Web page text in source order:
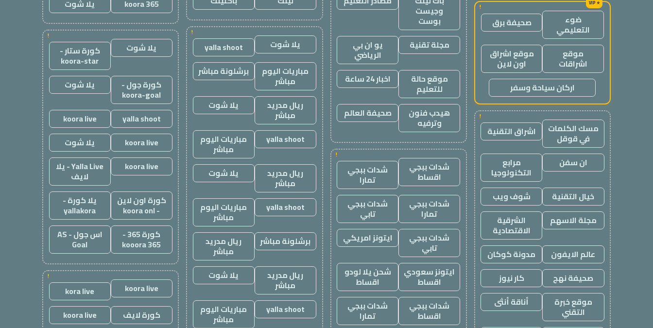
!
ضوء
التعليمي صحيفة برق
موقع
اشراقات
موقع اشراق
اون لاين
اركان سياحة وسفر
!
مسك الكلمات
في قوقل اشراق التقنية
ان سفن مرابع
التكنولوجيا
خيال التقنية
شوف ويب
مجلة الاسهم
الشرقية
الاقتصادية
عالم الايفون
مدونة كوكان
صحيفة نهج
كار نيوز
موقع خبرة
التقني
أناقة أنثى
وجيست
بوست
مجلة تقنية يو ان بي
الرياضي
موقع حالة
للتعليم
اخبار 24 ساعة
هيدب فنون
وترفيه
صحيفة العالم
!
شدات ببجي
اقساط شدات ببجي
تمارا
شدات ببجي
تمارا
شدات ببجي
تابي
شدات ببجي
تابي
ايتونز امريكي
ايتونز سعودي
اقساط
شحن يلا لودو
اقساط
شدات ببجي
اقساط
شدات ببجي
تمارا
!
يلا شوت
yalla shoot
مباريات اليوم
مباشر
برشلونة مباشر
ريال مدريد
مباشر
يلا شوت
yalla shoot مباريات اليوم
مباشر
ريال مدريد
مباشر
يلا شوت
yalla shoot مباريات اليوم
مباشر
برشلونة مباشر
ريال مدريد
مباشر
ريال مدريد
مباشر
يلا شوت
yalla shoot مباريات اليوم
مباشر
koora 365
يلا شوت
!
يلا شوت كورة ستار -
koora-star
كورة جول -
koora-goal
يلا شوت
yalla shoot
koora live
koora live
يلا شوت
koora live
Yalla Live - يلا
لايف
كورة اون لاين
- koora onl
يلا كورة -
yallakora
كورة 365 -
kooora 365
اس جول - AS
Goal
!
koora live
kora live
كورة لايف
koora live